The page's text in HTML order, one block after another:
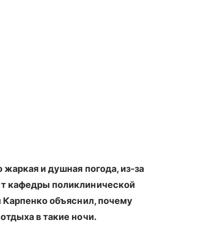
и душная погода, из-за
кафедры поликлинической
объяснил, почему
в такие ночи.